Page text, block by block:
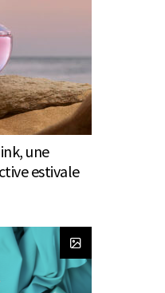
une
estivale